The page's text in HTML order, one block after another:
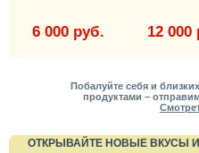
6 000 руб. 12 000
Побалуйте себя и
продуктами –
ОТКРЫВАЙТЕ НОВЫЕ ВКУСЫ